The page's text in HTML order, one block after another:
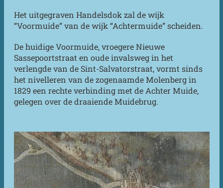
Het uitgegraven Handelsdok zal de wijk
“Voormuide” van de wijk “Achtermuide” scheiden.
De huidige Voormuide, vroegere Nieuwe
Sassepoortstraat en oude invalsweg in het
verlengde van de Sint-Salvatorstraat, vormt sinds
het nivelleren van de zogenaamde Molenberg in
1829 een rechte verbinding met de Achter Muide,
gelegen over de draaiende Muidebrug.